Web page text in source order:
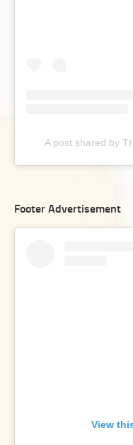
A post shared by
Footer Advertisement
View